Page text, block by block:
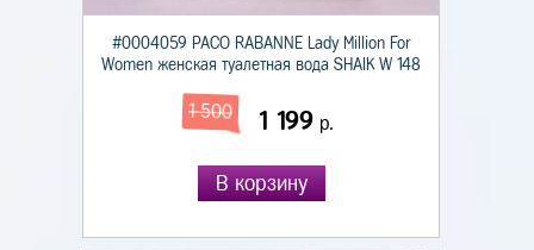
#0004059 PACO RABANNE Lady Million For
Women женская туалетная вода SHAIK W 148
1 500 1 199 р.
В корзину